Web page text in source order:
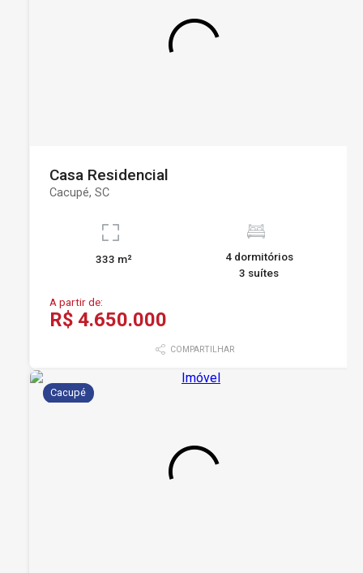
Casa Residencial
Cacupé, SC
333 m²
4 dormitórios
3 suítes
A partir de:
R$ 4.650.000
COMPARTILHAR
Cacupé